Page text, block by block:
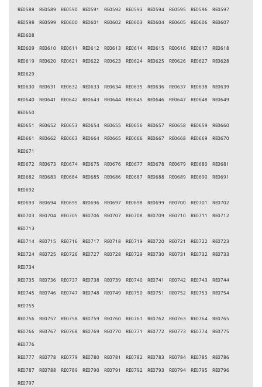
RE0588 RE0589 RE0590 RE0591 RE0592 RE0593 RE0594 RE0595 RE0596 RE0597
RE0598 RE0599 RE0600 RE0601 RE0602 RE0603 RE0604 RE0605 RE0606 RE0607
RE0608
RE0609 RE0610 RE0611 RE0612 RE0613 RE0614 RE0615 RE0616 RE0617 RE0618
RE0619 RE0620 RE0621 RE0622 RE0623 RE0624 RE0625 RE0626 RE0627 RE0628
RE0629
RE0630 RE0631 RE0632 RE0633 RE0634 RE0635 RE0636 RE0637 RE0638 RE0639
RE0640 RE0641 RE0642 RE0643 RE0644 RE0645 RE0646 RE0647 RE0648 RE0649
RE0650
RE0651 RE0652 RE0653 RE0654 RE0655 RE0656 RE0657 RE0658 RE0659 RE0660
RE0661 RE0662 RE0663 RE0664 RE0665 RE0666 RE0667 RE0668 RE0669 RE0670
RE0671
RE0672 RE0673 RE0674 RE0675 RE0676 RE0677 RE0678 RE0679 RE0680 RE0681
RE0682 RE0683 RE0684 RE0685 RE0686 RE0687 RE0688 RE0689 RE0690 RE0691
RE0692
RE0693 RE0694 RE0695 RE0696 RE0697 RE0698 RE0699 RE0700 RE0701 RE0702
RE0703 RE0704 RE0705 RE0706 RE0707 RE0708 RE0709 RE0710 RE0711 RE0712
RE0713
RE0714 RE0715 RE0716 RE0717 RE0718 RE0719 RE0720 RE0721 RE0722 RE0723
RE0724 RE0725 RE0726 RE0727 RE0728 RE0729 RE0730 RE0731 RE0732 RE0733
RE0734
RE0735 RE0736 RE0737 RE0738 RE0739 RE0740 RE0741 RE0742 RE0743 RE0744
RE0745 RE0746 RE0747 RE0748 RE0749 RE0750 RE0751 RE0752 RE0753 RE0754
RE0755
RE0756 RE0757 RE0758 RE0759 RE0760 RE0761 RE0762 RE0763 RE0764 RE0765
RE0766 RE0767 RE0768 RE0769 RE0770 RE0771 RE0772 RE0773 RE0774 RE0775
RE0776
RE0777 RE0778 RE0779 RE0780 RE0781 RE0782 RE0783 RE0784 RE0785 RE0786
RE0787 RE0788 RE0789 RE0790 RE0791 RE0792 RE0793 RE0794 RE0795 RE0796
RE0797